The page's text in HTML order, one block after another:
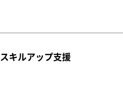
スキルアップ支援